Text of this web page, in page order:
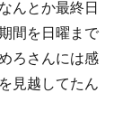
んとか最終日
間を日曜まで
ろさんには感
見越してたん